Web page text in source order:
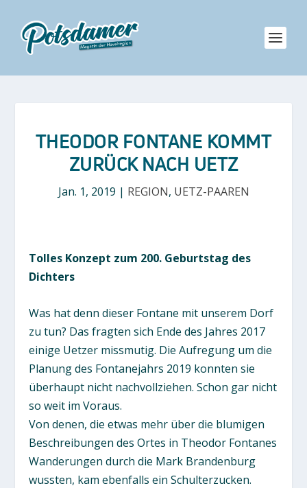
THEODOR FONTANE KOMMT
ZURÜCK NACH UETZ
Jan. 1, 2019 | REGION, UETZ-PAAREN
Tolles Konzept zum 200. Geburtstag des
Dichters
Was hat denn dieser Fontane mit unserem Dorf
zu tun? Das fragten sich Ende des Jahres 2017
einige Uetzer missmutig. Die Aufregung um die
Planung des Fontanejahrs 2019 konnten sie
überhaupt nicht nachvollziehen. Schon gar nicht
so weit im Voraus.
Von denen, die etwas mehr über die blumigen
Beschreibungen des Ortes in Theodor Fontanes
Wanderungen durch die Mark Brandenburg
wussten, kam ebenfalls ein Schulterzucken.